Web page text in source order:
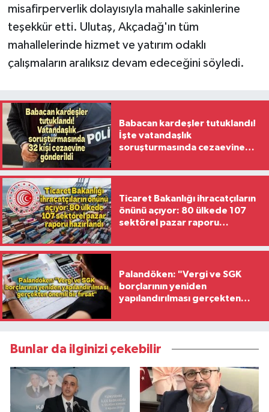
misafirperverlik dolayısıyla mahalle sakinlerine
teşekkür etti. Ulutaş, Akçadağ'ın tüm
mahallelerinde hizmet ve yatırım odaklı
çalışmaların aralıksız devam edeceğini söyledi.
Babacan kardeşler tutuklandı!
İşte vatandaşlık
soruşturmasında cezaevine
Ticaret Bakanlığı ihracatçıların
önünü açıyor: 80 ülkede 107
sektörel pazar raporu
Palandöken: "Vergi ve SGK
borçlarının yeniden
yapılandırılması gerçekten
Bunlar da ilginizi çekebilir